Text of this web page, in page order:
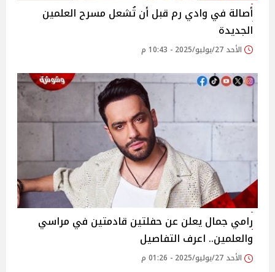
أصالة في وادي رم قبل أن تُشعل مسرح العلمين
الجديدة‎
الأحد 27/يوليو/2025 - 10:43 م
رامي جمال يعلن عن حفلتين قادمتين في مراسي
والعلمين‎.. اعرف التفاصيل
الأحد 27/يوليو/2025 - 01:26 م